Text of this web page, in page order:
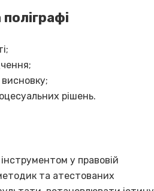
рішень.
у правовій
та атестованих